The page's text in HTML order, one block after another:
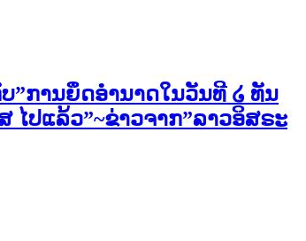
”ການຍຶດອຳນາດໃນວັນທີ ໒ ທັນ
ໄປແລ້ວ”~ຂ່າວຈາກ”ລາວອິສຣະ